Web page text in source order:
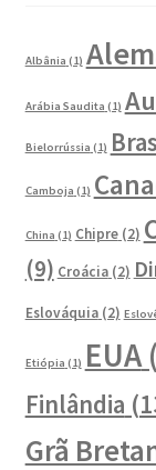
Albânia (1)
Arábia Saudita (1)
Bielorrússia (1)
Camboja (1)
China (1) Chipre(2)
(9) Croácia(2)
Eslováquia(2)
Etiópia (1) EUA
Finlândia
Grã